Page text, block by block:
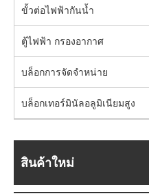
ขั้วต่อไฟฟ้ากันน้ำ
ตู้ไฟฟ้า กรองอากาศ
บล็อกการจัดจำหน่าย
บล็อกเทอร์มินัลอลูมิเนียมสูง
สินค้าใหม่